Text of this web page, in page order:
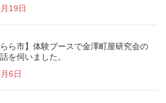
19日
らら市】体験ブースで金澤町屋研究会の
を伺いました。
6日